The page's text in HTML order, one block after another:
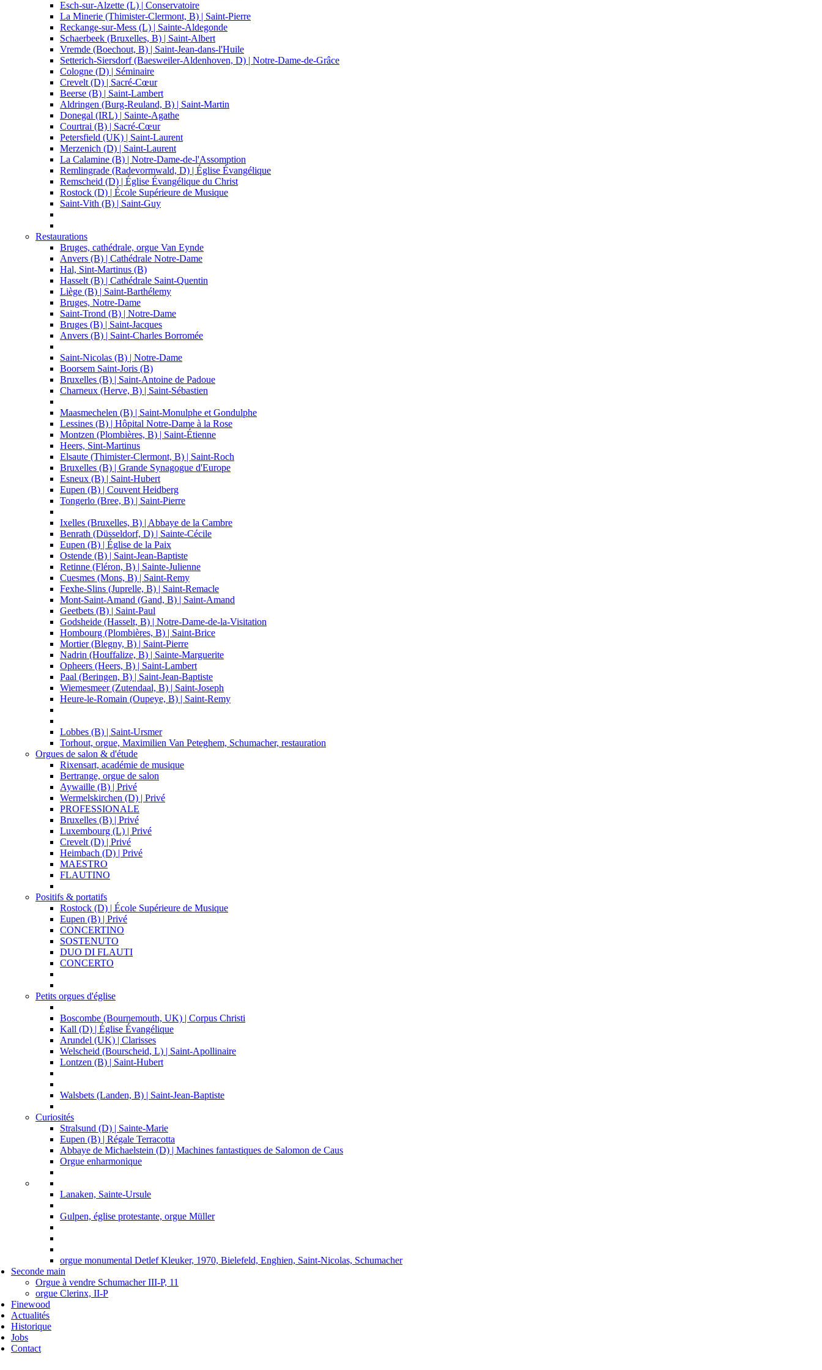
Esch-sur-Alzette (L) | Conservatoire
La Minerie (Thimister-Clermont, B) | Saint-Pierre
Reckange-sur-Mess (L) | Sainte-Aldegonde
Schaerbeek (Bruxelles, B) | Saint-Albert
Vremde (Boechout, B) | Saint-Jean-dans-l'Huile
Setterich-Siersdorf (Baesweiler-Aldenhoven, D) | Notre-Dame-de-Grâce
Cologne (D) | Séminaire
Crevelt (D) | Sacré-Cœur
Beerse (B) | Saint-Lambert
Aldringen (Burg-Reuland, B) | Saint-Martin
Donegal (IRL) | Sainte-Agathe
Courtrai (B) | Sacré-Cœur
Petersfield (UK) | Saint-Laurent
Merzenich (D) | Saint-Laurent
La Calamine (B) | Notre-Dame-de-l'Assomption
Remlingrade (Radevormwald, D) | Église Évangélique
Remscheid (D) | Église Évangélique du Christ
Rostock (D) | École Supérieure de Musique
Saint-Vith (B) | Saint-Guy
Restaurations
Bruges, cathédrale, orgue Van Eynde
Anvers (B) | Cathédrale Notre-Dame
Hal, Sint-Martinus (B)
Hasselt (B) | Cathédrale Saint-Quentin
Liège (B) | Saint-Barthélemy
Bruges, Notre-Dame
Saint-Trond (B) | Notre-Dame
Bruges (B) | Saint-Jacques
Anvers (B) | Saint-Charles Borromée
Saint-Nicolas (B) | Notre-Dame
Boorsem Saint-Joris (B)
Bruxelles (B) | Saint-Antoine de Padoue
Charneux (Herve, B) | Saint-Sébastien
Maasmechelen (B) | Saint-Monulphe et Gondulphe
Lessines (B) | Hôpital Notre-Dame à la Rose
Montzen (Plombières, B) | Saint-Étienne
Heers, Sint-Martinus
Elsaute (Thimister-Clermont, B) | Saint-Roch
Bruxelles (B) | Grande Synagogue d'Europe
Esneux (B) | Saint-Hubert
Eupen (B) | Couvent Heidberg
Tongerlo (Bree, B) | Saint-Pierre
Ixelles (Bruxelles, B) | Abbaye de la Cambre
Benrath (Düsseldorf, D) | Sainte-Cécile
Eupen (B) | Église de la Paix
Ostende (B) | Saint-Jean-Baptiste
Retinne (Fléron, B) | Sainte-Julienne
Cuesmes (Mons, B) | Saint-Remy
Fexhe-Slins (Juprelle, B) | Saint-Remacle
Mont-Saint-Amand (Gand, B) | Saint-Amand
Geetbets (B) | Saint-Paul
Godsheide (Hasselt, B) | Notre-Dame-de-la-Visitation
Hombourg (Plombières, B) | Saint-Brice
Mortier (Blegny, B) | Saint-Pierre
Nadrin (Houffalize, B) | Sainte-Marguerite
Opheers (Heers, B) | Saint-Lambert
Paal (Beringen, B) | Saint-Jean-Baptiste
Wiemesmeer (Zutendaal, B) | Saint-Joseph
Heure-le-Romain (Oupeye, B) | Saint-Remy
Lobbes (B) | Saint-Ursmer
Torhout, orgue, Maximilien Van Peteghem, Schumacher, restauration
Orgues de salon & d'étude
Rixensart, académie de musique
Bertrange, orgue de salon
Aywaille (B) | Privé
Wermelskirchen (D) | Privé
PROFESSIONALE
Bruxelles (B) | Privé
Luxembourg (L) | Privé
Crevelt (D) | Privé
Heimbach (D) | Privé
MAESTRO
FLAUTINO
Positifs & portatifs
Rostock (D) | École Supérieure de Musique
Eupen (B) | Privé
CONCERTINO
SOSTENUTO
DUO DI FLAUTI
CONCERTO
Petits orgues d'église
Boscombe (Bournemouth, UK) | Corpus Christi
Kall (D) | Église Évangélique
Arundel (UK) | Clarisses
Welscheid (Bourscheid, L) | Saint-Apollinaire
Lontzen (B) | Saint-Hubert
Walsbets (Landen, B) | Saint-Jean-Baptiste
Curiosités
Stralsund (D) | Sainte-Marie
Eupen (B) | Régale Terracotta
Abbaye de Michaelstein (D) | Machines fantastiques de Salomon de Caus
Orgue enharmonique
Lanaken, Sainte-Ursule
Gulpen, église protestante, orgue Müller
orgue monumental Detlef Kleuker, 1970, Bielefeld, Enghien, Saint-Nicolas, Schumacher
Seconde main
Orgue à vendre Schumacher III-P, 11
orgue Clerinx, II-P
Finewood
Actualités
Historique
Jobs
Contact